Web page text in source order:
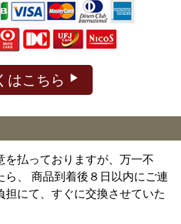
はこちら
を払っておりますが、万一不
ら、 商品到着後８日以内にご連
にて、すぐに交換させていた